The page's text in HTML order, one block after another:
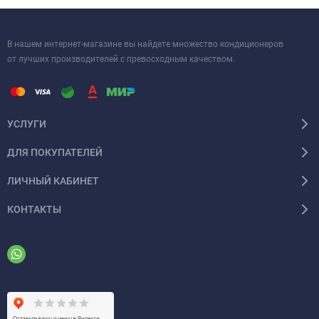
В нашем интернет-магазине вы найдете множество кондиционеров
от лучших производителей с превосходным качеством.
УСЛУГИ
ДЛЯ ПОКУПАТЕЛЕЙ
ЛИЧНЫЙ КАБИНЕТ
КОНТАКТЫ